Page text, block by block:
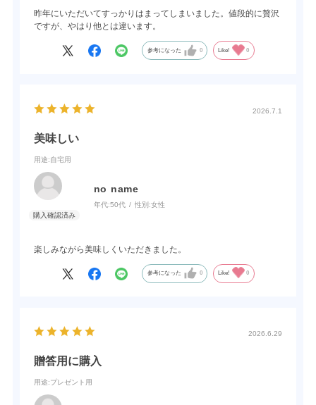
昨年にいただいてすっかりはまってしまいました。値段的に贅沢
ですが、やはり他とは違います。
参考になった 0 Like! 0
2026.7.1
美味しい
用途:自宅用
no name
年代:50代 性別:女性
楽しみながら美味しくいただきました。
参考になった 0 Like! 0
2026.6.29
贈答用に購入
用途:プレゼント用